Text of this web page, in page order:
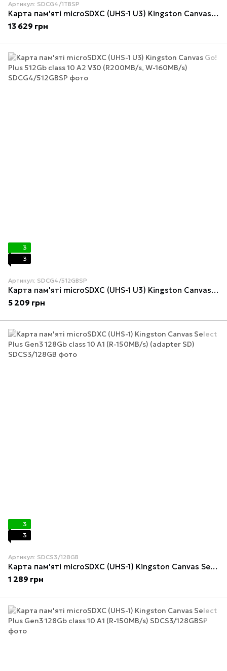
Артикул: SDCG4/1TBSP
Карта пам'яті microSDXC (UHS-1 U3) Kingston Canvas Go! Plus 1Tb class 10 A2 V30 (R200MB/s, W-160MB/s)
13 629 грн
3
3
Артикул: SDCG4/512GBSP
Карта пам'яті microSDXC (UHS-1 U3) Kingston Canvas Go! Plus 512Gb class 10 A2 V30 (R200MB/s, W-160MB/s)
5 209 грн
3
3
Артикул: SDCS3/128GB
Карта пам'яті microSDXC (UHS-1) Kingston Canvas Select Plus Gen3 128Gb class 10 А1 (R-150MB/s) (adapter SD)
1 289 грн